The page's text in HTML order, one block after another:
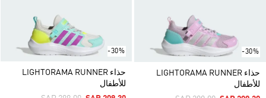
-30%
حذاء LIGHTORAMA RUNNER
للأطفال
-30%
حذاء LIGHTORAMA RUNNER
للأطفال